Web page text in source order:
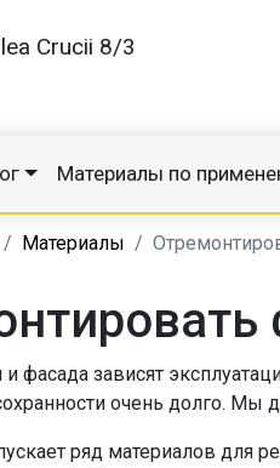
Crucii 8/3
Материалы по
Материалы
и фасада зависят
очень долго.
ряд материалов для